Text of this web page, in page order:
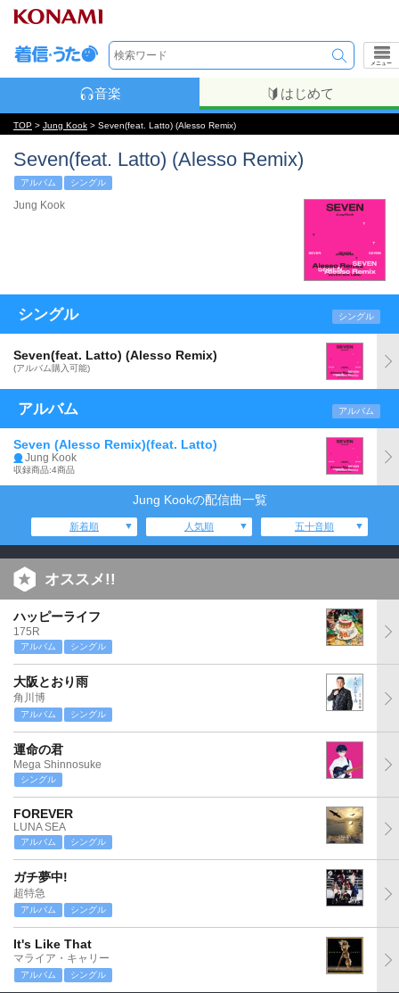
メニュー
音楽 はじめて
TOP > Jung Kook > Seven(feat. Latto) (Alesso Remix)
Seven(feat. Latto) (Alesso Remix)
アルバム シングル
Jung Kook
シングル シングル
Seven(feat. Latto) (Alesso Remix)
(アルバム購入可能)
アルバム アルバム
Seven (Alesso Remix)(feat. Latto)
Jung Kook
収録商品:4商品
Jung Kookの配信曲一覧
新着順 人気順 五十音順
オススメ!!
ハッピーライフ
175R
アルバム シングル
大阪とおり雨
角川博
アルバム シングル
運命の君
Mega Shinnosuke
シングル
FOREVER
LUNA SEA
アルバム シングル
ガチ夢中!
超特急
アルバム シングル
It's Like That
マライア・キャリー
アルバム シングル